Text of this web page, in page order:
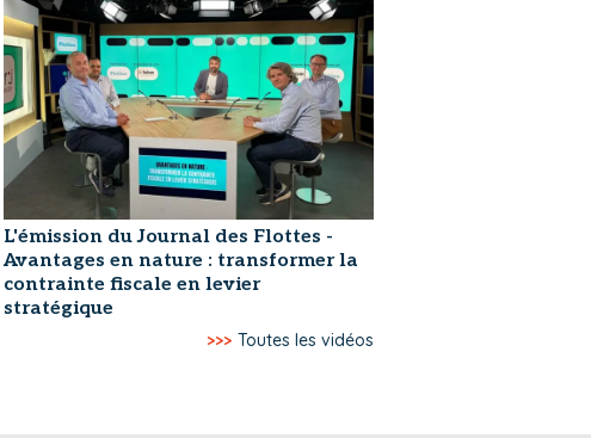
L'émission du Journal des Flottes -
Avantages en nature : transformer la
contrainte fiscale en levier
stratégique
>>> Toutes les vidéos